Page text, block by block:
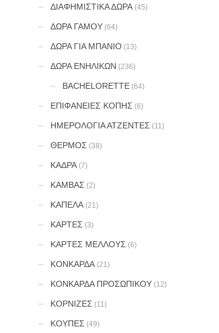
ΔΙΑΦΗΜΙΣΤΙΚΑ ΔΩΡΑ (45)
ΔΩΡΑ ΓΑΜΟΥ (64)
ΔΩΡΑ ΓΙΑ ΜΠΑΝΙΟ (13)
ΔΩΡΑ ΕΝΗΛΙΚΩΝ (236)
BACHELORETTE (64)
ΕΠΙΦΑΝΕΙΕΣ ΚΟΠΗΣ (6)
ΗΜΕΡΟΛΟΓΙΑ ΑΤΖΕΝΤΕΣ (11)
ΘΕΡΜΟΣ (38)
ΚΑΔΡΑ (7)
ΚΑΜΒΑΣ (2)
ΚΑΠΕΛΑ (21)
ΚΑΡΤΕΣ (3)
ΚΑΡΤΕΣ ΜΕΛΛΟΥΣ (6)
ΚΟΝΚΑΡΔΑ (21)
ΚΟΝΚΑΡΔΑ ΠΡΟΣΩΠΙΚΟΥ (12)
ΚΟΡΝΙΖΕΣ (11)
ΚΟΥΠΕΣ (49)